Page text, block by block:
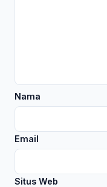
Nama
Email
Situs Web